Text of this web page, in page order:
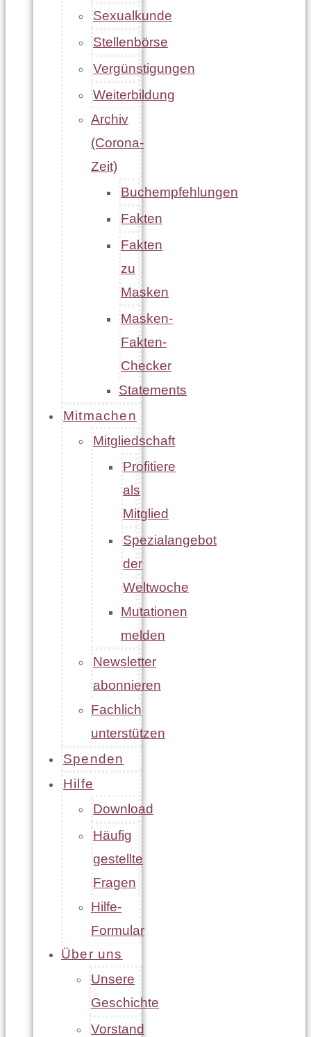
Sexualkunde
Stellenbörse
Vergünstigungen
Weiterbildung
Archiv
(Corona-
Zeit)
Buchempfehlungen
Fakten
Fakten
zu
Masken
Masken-
Fakten-
Checker
Statements
Mitmachen
Mitgliedschaft
Profitiere
als
Mitglied
Spezialangebot
der
Weltwoche
Mutationen
melden
Newsletter
abonnieren
Fachlich
unterstützen
Spenden
Hilfe
Download
Häufig
gestellte
Fragen
Hilfe-
Formular
Über uns
Unsere
Geschichte
Vorstand